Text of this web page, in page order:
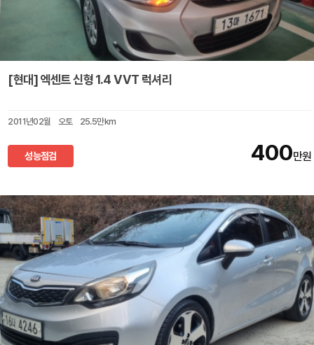
[현대] 엑센트 신형 1.4 VVT 럭셔리
2011년02월 오토 25.5만km
성능점검 400만원